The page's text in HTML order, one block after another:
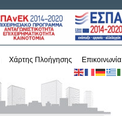
Χάρτης Πλοήγησης Επικοινωνία